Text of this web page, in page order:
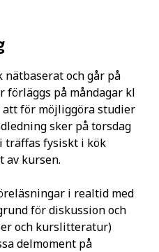
nätbaserat och går på
förläggs på måndagar kl
att för möjliggöra studier
sker på torsdag
träffas fysiskt i kök
av kursen.
i realtid med
för diskussion och
och kurslitteratur)
delmoment på